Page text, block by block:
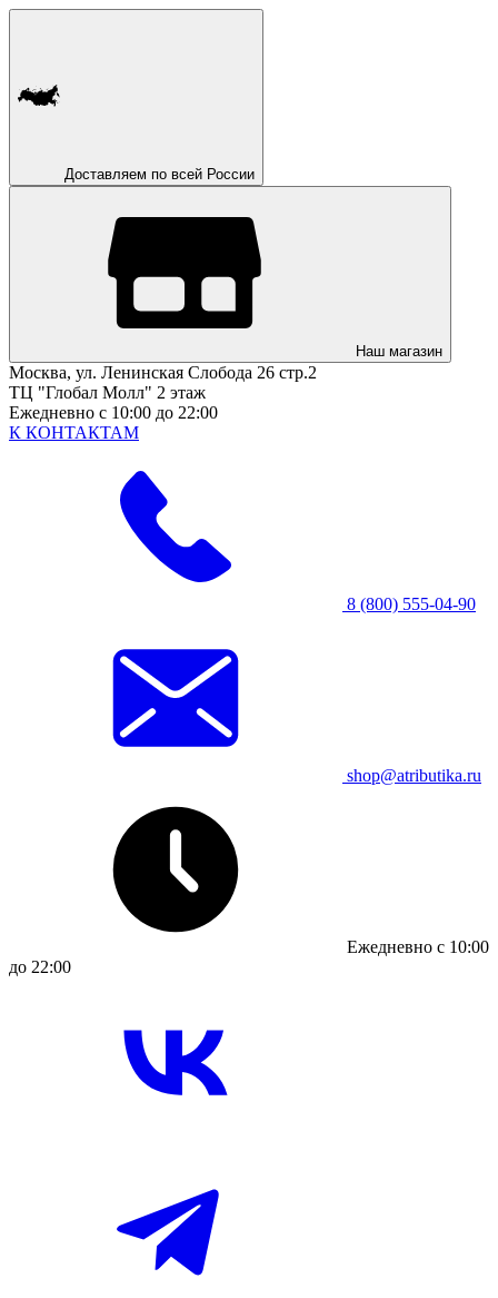
Доставляем по всей России
Наш магазин
Москва, ул. Ленинская Слобода 26 стр.2
ТЦ "Глобал Молл" 2 этаж
Ежедневно с 10:00 до 22:00
К КОНТАКТАМ
8 (800) 555-04-90
shop@atributika.ru
Ежедневно с 10:00
до 22:00